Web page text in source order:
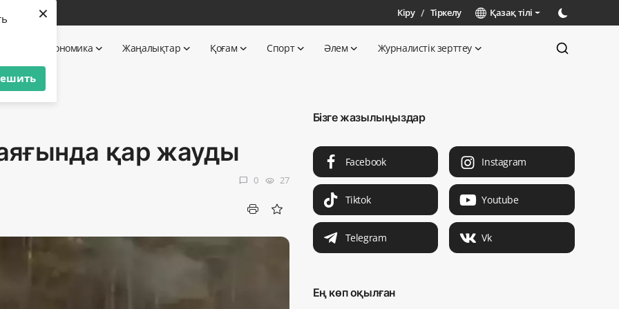
× Кіру / Тіркелу Қазақ тілі
Экономика Жаңалықтар Қоғам Спорт Әлем Журналистік зерттеу
қар жауды
chat_bubble 0 visibility 27
Бізге жазылыңыздар
Facebook Instagram
Tiktok Youtube
Telegram Vk
Ең көп оқылған